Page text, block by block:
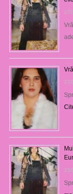
27/
27/
23/